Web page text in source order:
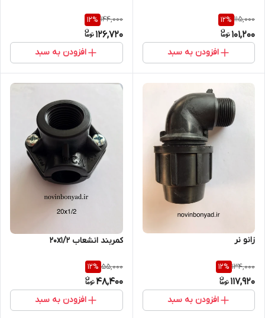
115,000
12%
101,200
افزودن به سبد
144,000
12%
126,720
افزودن به سبد
زانو نر
134,000
12%
117,920
افزودن به سبد
کمربند انشعاب 20x1/2
55,000
12%
48,400
افزودن به سبد